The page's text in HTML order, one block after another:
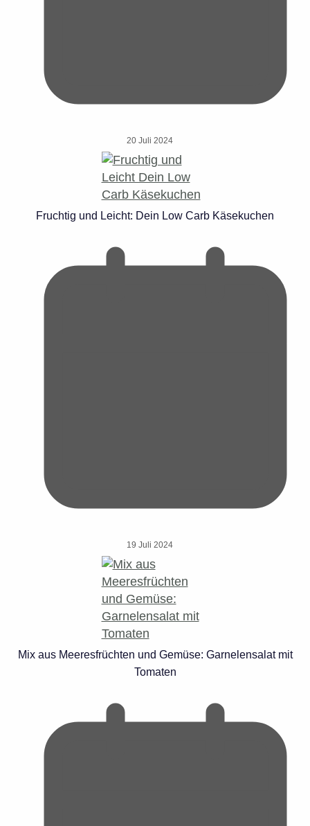
20 Juli 2024
Fruchtig und Leicht: Dein Low Carb Käsekuchen
19 Juli 2024
Mix aus Meeresfrüchten und Gemüse: Garnelensalat mit
Tomaten